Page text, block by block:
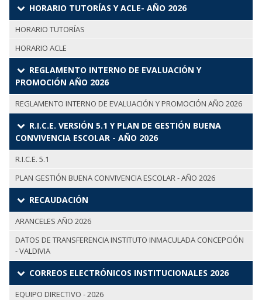
HORARIO TUTORÍAS Y ACLE- AÑO 2026
HORARIO TUTORÍAS
HORARIO ACLE
REGLAMENTO INTERNO DE EVALUACIÓN Y
PROMOCIÓN AÑO 2026
REGLAMENTO INTERNO DE EVALUACIÓN Y PROMOCIÓN AÑO 2026
R.I.C.E. VERSIÓN 5.1 Y PLAN DE GESTIÓN BUENA
CONVIVENCIA ESCOLAR - AÑO 2026
R.I.C.E. 5.1
PLAN GESTIÓN BUENA CONVIVENCIA ESCOLAR - AÑO 2026
RECAUDACIÓN
ARANCELES AÑO 2026
DATOS DE TRANSFERENCIA INSTITUTO INMACULADA CONCEPCIÓN
- VALDIVIA
CORREOS ELECTRÓNICOS INSTITUCIONALES 2026
EQUIPO DIRECTIVO - 2026